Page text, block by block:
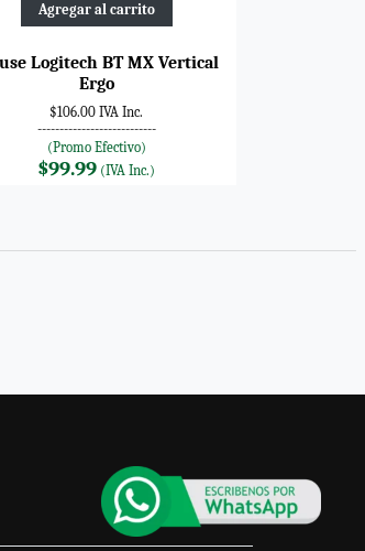
Agregar al carrito
Logitech BT MX Vertical
Ergo
$106.00 IVA Inc.
---------------------------
(Promo Efectivo)
$99.99 (IVA Inc.)